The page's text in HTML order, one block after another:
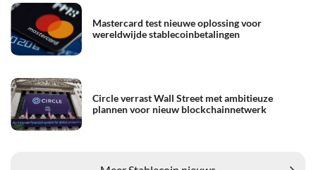
Mastercard test nieuwe oplossing voor
wereldwijde stablecoinbetalingen
Circle verrast Wall Street met ambitieuze
plannen voor nieuw blockchainnetwerk